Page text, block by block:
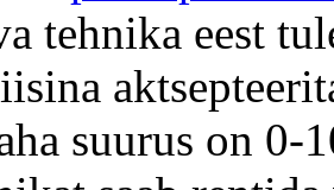
tehnika eest
suurus on 0-